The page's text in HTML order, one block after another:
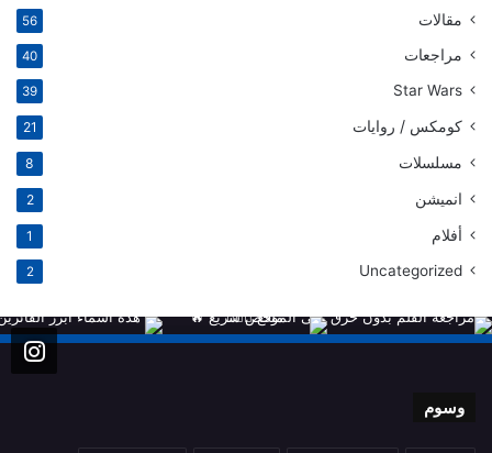
مقالات 56
مراجعات 40
Star Wars
39
كومكس / روايات 21
مسلسلات 8
انميشن 2
أفلام 1
Uncategorized
2
وسوم